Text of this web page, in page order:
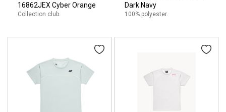
16862JEX Cyber Orange
Collection club.
Dark Navy
100% polyester.